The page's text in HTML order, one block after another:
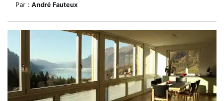
Par : André Fauteux